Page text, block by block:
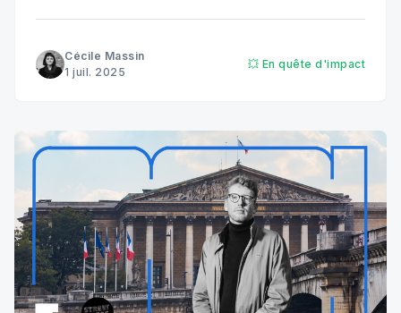
Cécile Massin
1 juil. 2025
💥 En quête d'impact